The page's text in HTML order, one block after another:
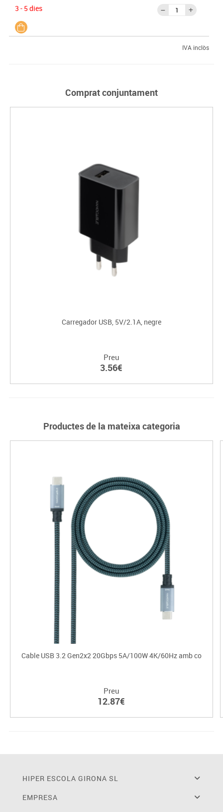
3 - 5 dies
IVA inclòs
Comprat conjuntament
Carregador USB, 5V/2.1A, negre
Preu
3.56€
Productes de la mateixa categoria
Cable USB 3.2 Gen2x2 20Gbps 5A/100W 4K/60Hz amb co
Preu
12.87€
HIPER ESCOLA GIRONA SL
EMPRESA